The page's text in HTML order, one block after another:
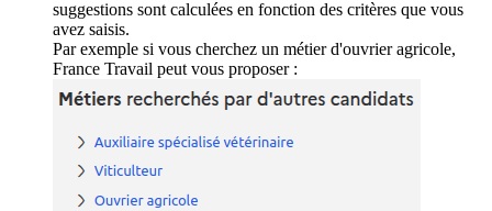
suggestions sont calculées en fonction des critères que vous
avez saisis.
Par exemple si vous cherchez un métier d'ouvrier agricole,
France Travail peut vous proposer :